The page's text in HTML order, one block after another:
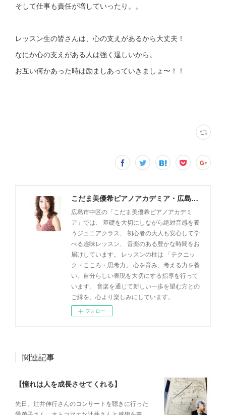
そして仕事も責任が増していったり。。
レッスン生の皆さんは、心の支えがあるから大丈夫！
なにか心の支えがある人は強く逞しいから。
お互い何かあった時は励ましあっていきましょ〜！！
こだま美優希ピアノアカデミア・広島市中区
広島市中区の「こだま美優希ピアノアカデミ
ア」では、 基礎を大切にしながら絶対音感を養
うジュニアクラス、 初心者の大人も安心して学
べる趣味レッスン、 音楽のある豊かな時間をお
届けしています。 レッスンの柱は 「テクニッ
ク・こころ・思考力」 心を育み、考える力を養
い、自分らしい表現を大切にする指導を行って
います。 音楽を通じて新しい一歩を望む方との
ご縁を、心より楽しみにしています。
フォロー
関連記事
【憧れは人を成長させてくれる】
先日、辻井伸行さんのコンサートを 聴きに行った